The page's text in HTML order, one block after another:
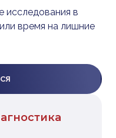
исследования в
время на лишние